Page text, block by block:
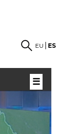
EU ES
☰